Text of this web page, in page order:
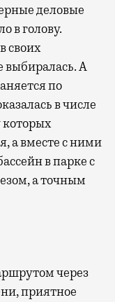
деловые
в голову.
своих
выбиралась. А
по
в числе
которых
а вместе с ними
в парке с
а точным
через
приятное